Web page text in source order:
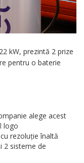
kW, prezintă 2 prize
pentru o baterie
alege acest
logo
rezoluție înaltă
2 sisteme de